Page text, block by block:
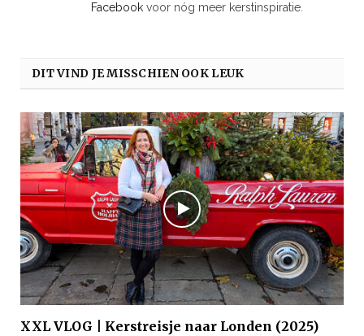
Facebook voor nóg meer kerstinspiratie.
DIT VIND JE MISSCHIEN OOK LEUK
XXL VLOG | Kerstreisje naar Londen (2025)